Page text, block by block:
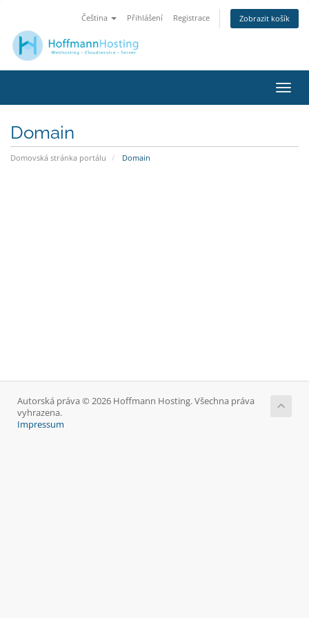
Čeština Přihlášení Registrace Zobrazit košík
Domain
Domovská stránka portálu Domain
Autorská práva © 2026 Hoffmann Hosting. Všechna práva
vyhrazena.
Impressum